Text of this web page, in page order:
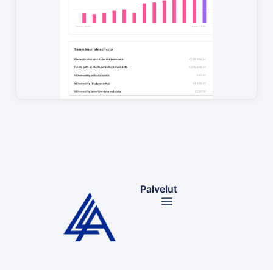
Palvelut